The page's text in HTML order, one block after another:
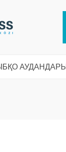
БҚО АУДАНДАРЫ